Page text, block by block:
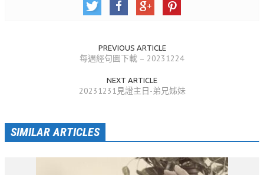
教會節慶_2019年
教會節慶_2017年
教會節慶_2013年
PREVIOUS ARTICLE
每週經句圖下載 – 20231224
NEXT ARTICLE
20231231見證主日-弟兄姊妹
SIMILAR ARTICLES